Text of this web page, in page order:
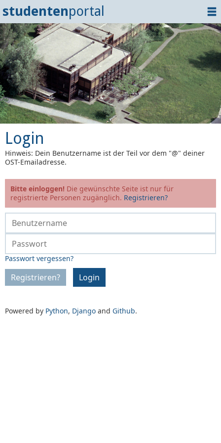
studentenportal
Home
Dokumente
Events
? Tipps
Login
Login
Hinweis: Dein Benutzername ist der Teil vor dem "@" deiner
OST-Emailadresse.
Bitte einloggen! Die gewünschte Seite ist nur für
registrierte Personen zugänglich. Registrieren?
Passwort vergessen?
Registrieren? Login
Powered by Python, Django and Github.